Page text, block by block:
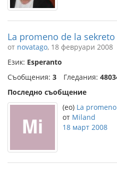
La promeno de la sekreto
от novatago, 18 февруари 2008
Език: Esperanto
Съобщения: 3 Гледания:
Последно съобщение
(eo) La
от Miland
18 март 2008